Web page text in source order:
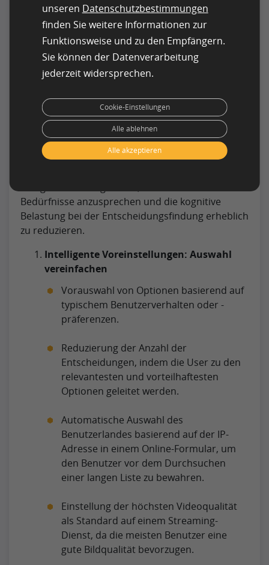
Noch vor wenigen Jahrzehnten war
Informationsbeschaffung mit viel Arbeit
verbunden. Heute liegen die Probleme anders.
Wir werden mit Informationen und scheinbar
unendlichen Optionen bombardiert. Die
eine ernsthafte Herausforderung für UX-Designer.
Intelligente Voreinstellungen und prädiktives
Design sind wirksame Strategien, um den
Entscheidungsprozess für Benutzer zu
vereinfachen. Die Antizipation von
Bedürfnisse anzusprechen und die kognitive
Belastung bei der Entscheidungsfindung erheblich
zu reduzieren.
Intelligente Voreinstellungen: Auswahl
vereinfachen
Vorauswahl von Optionen basierend auf
typischem Benutzerverhalten oder -
präferenzen.
Reduzierung der Anzahl der
Entscheidungen, indem die User zu den
relevantesten und vorteilhaftesten
Optionen geleitet werden.
Automatische Auswahl des
Benutzerlandes basierend auf der IP-
Adresse in einem Online-Formular, um
den Benutzer vor dem Durchsuchen
einer langen Liste zu bewahren.
Einstellung der höchsten Videoqualität
als Standard auf einem Streaming-
Dienst, da die meisten Benutzer eine
gute Bildqualität bevorzugen.
unseren Datenschutzbestimmungen
finden Sie weitere Informationen zur
Funktionsweise und zu den Empfängern.
Sie können der Datenverarbeitung
jederzeit widersprechen.
Alle akzeptieren
Alle ablehnen
Cookie-Einstellungen